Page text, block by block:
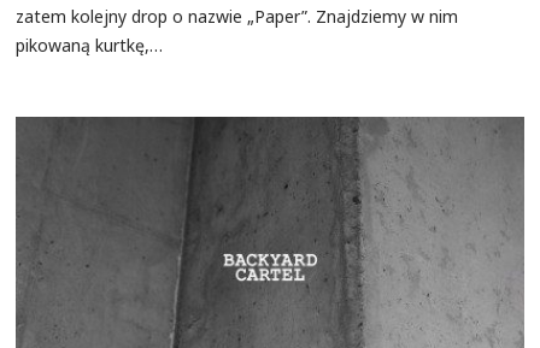
zatem kolejny drop o nazwie „Paper”. Znajdziemy w nim
pikowaną kurtkę,…